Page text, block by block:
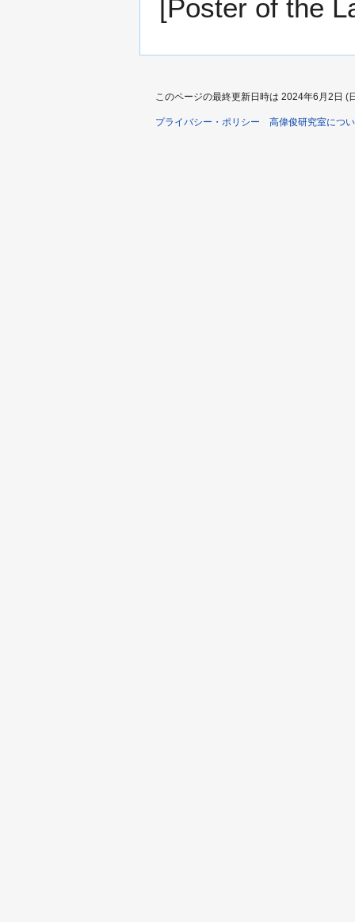
[Poster of the
このページの最終更新日時は 2024年6月2日 (
プライバシー・ポリシー 高偉俊研究室につ